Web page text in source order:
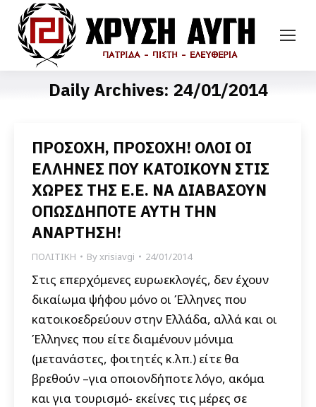
Daily Archives: 24/01/2014
ΠΡΟΣΟΧΗ, ΠΡΟΣΟΧΗ! ΟΛΟΙ ΟΙ
ΕΛΛΗΝΕΣ ΠΟΥ ΚΑΤΟΙΚΟΥΝ ΣΤΙΣ
ΧΩΡΕΣ ΤΗΣ Ε.Ε. ΝΑ ΔΙΑΒΑΣΟΥΝ
ΟΠΩΣΔΗΠΟΤΕ ΑΥΤΗ ΤΗΝ
ΑΝΑΡΤΗΣΗ!
ΠΟΛΙΤΙΚΗ Byxrisiavgi 24/01/2014
Στις επερχόμενες ευρωεκλογές, δεν έχουν
δικαίωμα ψήφου μόνο οι Έλληνες που
κατοικοεδρεύουν στην Ελλάδα, αλλά και οι
Έλληνες που είτε διαμένουν μόνιμα
(μετανάστες, φοιτητές κ.λπ.) είτε θα
βρεθούν –για οποιονδήποτε λόγο, ακόμα
και για τουρισμό- εκείνες τις μέρες σε